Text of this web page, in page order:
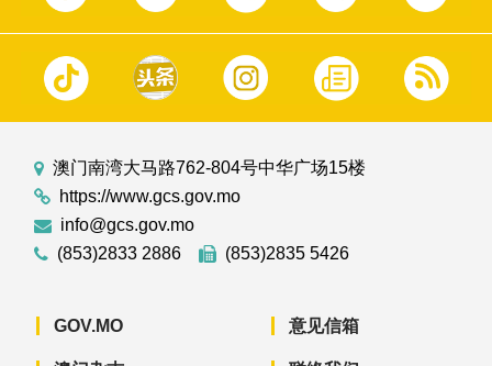
澳门南湾大马路762-804号中华广场15楼
https://www.gcs.gov.mo
info@gcs.gov.mo
(853)2833 2886
(853)2835 5426
GOV.MO 意见信箱